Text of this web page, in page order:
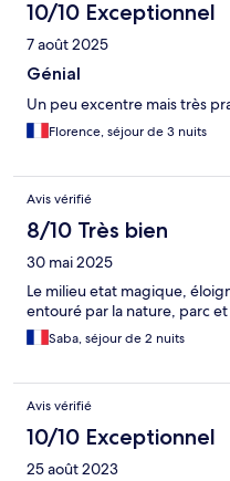
10/10 Exceptionnel
7 août 2025
Génial
Un peu excentre mais très
Florence, séjour de 3 nuits
Avis vérifié
8/10 Très bien
30 mai 2025
Le milieu etat magique,
entouré par la nature, parc et
Saba, séjour de 2 nuits
Avis vérifié
10/10 Exceptionnel
25 août 2023